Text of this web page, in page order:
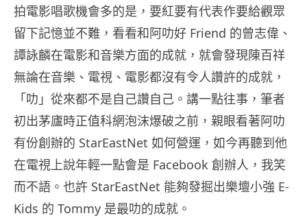
拍電影唱歌機會多的是，要紅要有代表作要給觀眾
留下記憶並不難，看看和阿叻好 Friend 的曾志偉、
譚詠麟在電影和音樂方面的成就，就會發現陳百祥
無論在音樂、電視、電影都沒有令人讚許的成就，
「叻」從來都不是自己讚自己。講一點往事，筆者
初出茅廬時正值科網泡沫爆破之前，親眼看著阿叻
有份創辦的 StarEastNet 如何營運，如今再聽到他
在電視上說年輕一點會是 Facebook 創辦人，我笑
而不語。也許 StarEastNet 能夠發掘出樂壇小強 E-
Kids 的 Tommy 是最叻的成就。